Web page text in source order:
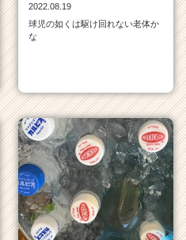
2022.08.19
球児の如くは駆け回れない老体か
な